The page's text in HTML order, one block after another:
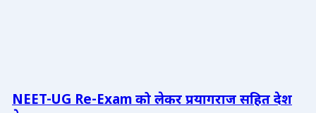
NEET-UG Re-Exam को लेकर प्रयागराज सहित देश